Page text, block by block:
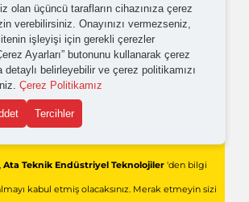
Gönder
Ata Teknik Endüstriyel Teknolojiler'den bilgi
kabul etmiş olacaksınız. Merak etmeyin sizi
olan üçüncü tarafların cihazınıza çerez
verebilirsiniz. Onayınızı vermezseniz,
işleyişi için gerekli çerezler
Ayarları” butonunu kullanarak çerez
belirleyebilir ve çerez politikamızı
Çerez Politikamız
Tercihler